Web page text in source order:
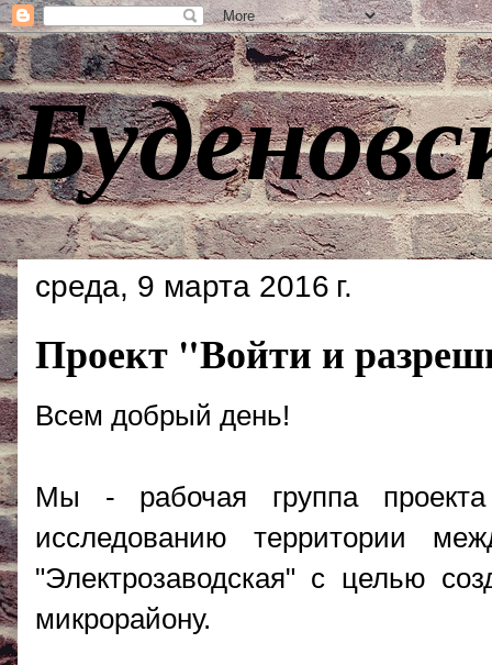
среда, 9 марта 2016 г.
Проект "Войти и
Всем добрый день!
Мы - рабочая группа
исследованию территории
"Электрозаводская" с целью
микрорайону.